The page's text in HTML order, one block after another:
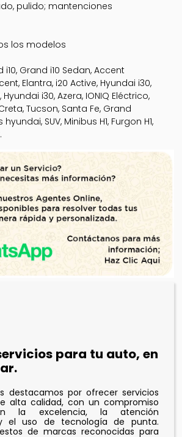
pulido; mantenciones
los modelos
Grand i10 Sedan, Accent
Elantra, i20 Active, Hyundai i30,
i30, Azera, IONIQ Eléctrico,
Tucson, Santa Fe, Grand
SUV, Minibus H1, Furgon H1,
para tu auto, en
destacamos por ofrecer servicios
alta calidad, con un compromiso
la excelencia, la atención
el uso de tecnología de punta.
de marcas reconocidas para